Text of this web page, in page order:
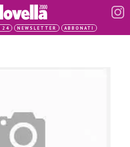
24 NEWSLETTER ABBONATI